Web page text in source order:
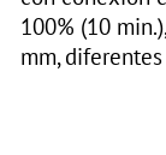
100% (10
mm,